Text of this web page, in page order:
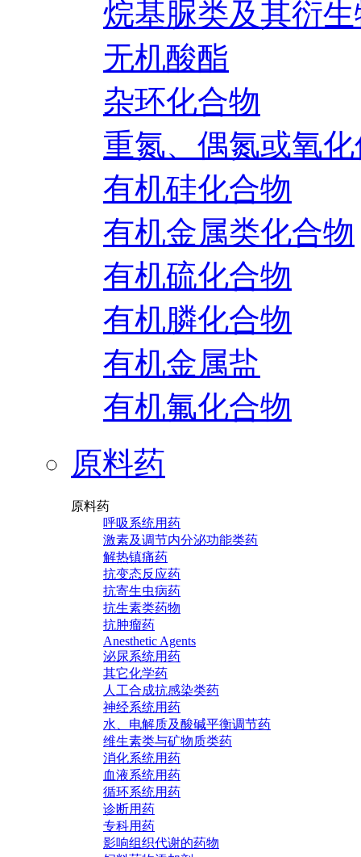
烷基脲类及其衍
无机酸酯
杂环化合物
重氮、偶氮或氧
有机硅化合物
有机金属类化合物
有机硫化合物
有机膦化合物
有机金属盐
有机氟化合物
原料药
原料药
呼吸系统用药
激素及调节内分泌功能类药
解热镇痛药
抗变态反应药
抗寄生虫病药
抗生素类药物
抗肿瘤药
Anesthetic Agents
泌尿系统用药
其它化学药
人工合成抗感染类药
神经系统用药
水、电解质及酸碱平衡调节药
维生素类与矿物质类药
消化系统用药
血液系统用药
循环系统用药
诊断用药
专科用药
影响组织代谢的药物